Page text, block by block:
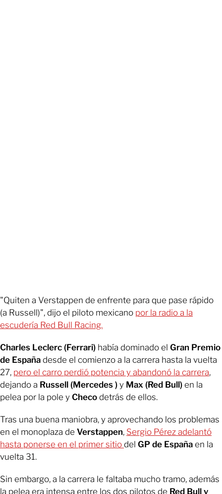
"Quiten a Verstappen de enfrente para que pase rápido
(a Russell)", dijo el piloto mexicano por la radio a la
escudería Red Bull Racing.
Charles Leclerc (Ferrari) había dominado el Gran Premio
de España desde el comienzo a la carrera hasta la vuelta
27, pero el carro perdió potencia y abandonó la carrera,
dejando a Russell (Mercedes ) y Max (Red Bull) en la
pelea por la pole y Checo detrás de ellos.
Tras una buena maniobra, y aprovechando los problemas
en el monoplaza de Verstappen, Sergio Pérez adelantó
hasta ponerse en el primer sitio del GP de España en la
vuelta 31.
Sin embargo, a la carrera le faltaba mucho tramo, además
la pelea era intensa entre los dos pilotos de Red Bull y